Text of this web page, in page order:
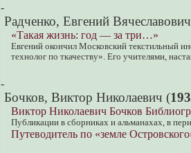
-
Радченко, Евгений
«Такая жизнь: год — за три…»
Евгений окончил Московский текстильный
технолог по ткачеству». Его учителями,
-
Бочков, Виктор Николаевич (
Виктор Николаевич Бочков
Публикации в сборниках и альманахах, в
Путеводитель по «земле